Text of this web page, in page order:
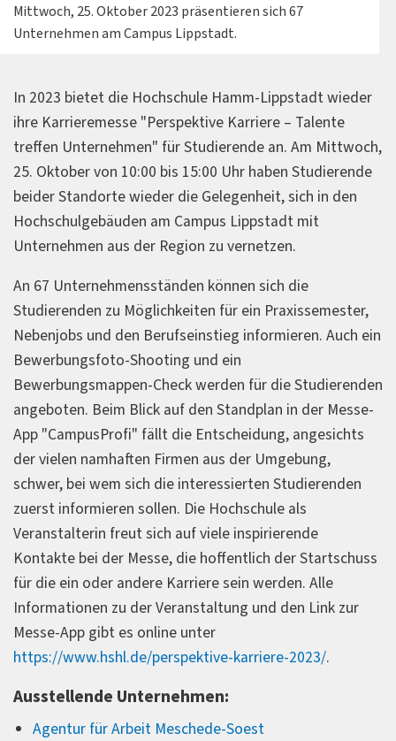
Mittwoch, 25. Oktober 2023 präsentieren sich 67
Unternehmen am Campus Lippstadt.
In 2023 bietet die Hochschule Hamm-Lippstadt wieder
ihre Karrieremesse "Perspektive Karriere – Talente
treffen Unternehmen" für Studierende an. Am Mittwoch,
25. Oktober von 10:00 bis 15:00 Uhr haben Studierende
beider Standorte wieder die Gelegenheit, sich in den
Hochschulgebäuden am Campus Lippstadt mit
Unternehmen aus der Region zu vernetzen.
An 67 Unternehmensständen können sich die
Studierenden zu Möglichkeiten für ein Praxissemester,
Nebenjobs und den Berufseinstieg informieren. Auch ein
Bewerbungsfoto-Shooting und ein
Bewerbungsmappen-Check werden für die Studierenden
angeboten. Beim Blick auf den Standplan in der Messe-
App "CampusProfi" fällt die Entscheidung, angesichts
der vielen namhaften Firmen aus der Umgebung,
schwer, bei wem sich die interessierten Studierenden
zuerst informieren sollen. Die Hochschule als
Veranstalterin freut sich auf viele inspirierende
Kontakte bei der Messe, die hoffentlich der Startschuss
für die ein oder andere Karriere sein werden. Alle
Informationen zu der Veranstaltung und den Link zur
Messe-App gibt es online unter
https://www.hshl.de/perspektive-karriere-2023/.
Ausstellende Unternehmen:
Agentur für Arbeit Meschede-Soest